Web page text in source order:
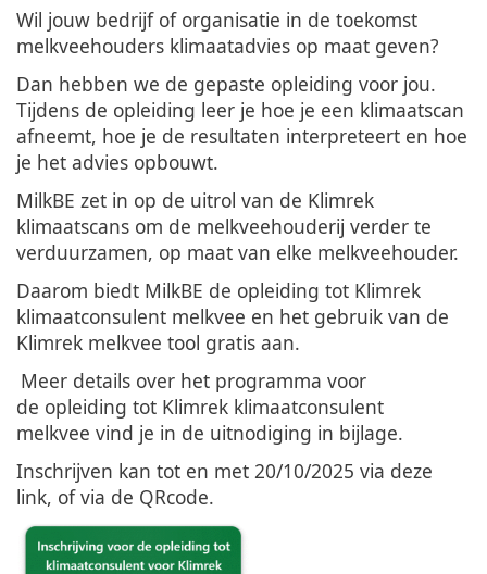
Wil jouw bedrijf of organisatie in de toekomst
melkveehouders klimaatadvies op maat geven?
Dan hebben we de gepaste opleiding voor jou.
Tijdens de opleiding leer je hoe je een klimaatscan
afneemt, hoe je de resultaten interpreteert en hoe
je het advies opbouwt.
MilkBE zet in op de uitrol van de Klimrek
klimaatscans om de melkveehouderij verder te
verduurzamen, op maat van elke melkveehouder.
Daarom biedt MilkBE de opleiding tot Klimrek
klimaatconsulent melkvee en het gebruik van de
Klimrek melkvee tool gratis aan.
Meer details over het programma voor
de opleiding tot Klimrek klimaatconsulent
melkvee vind je in de uitnodiging in bijlage.
Inschrijven kan tot en met 20/10/2025 via deze
link, of via de QRcode.